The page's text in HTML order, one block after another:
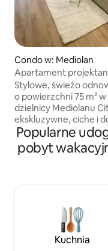
Condo w: Mediolan
Apartament
• W pobliżu metra
Stylowe, świeżo
o powierzchni 75 m²
dzielnicy Mediolanu
ekskluzywne, ciche i
skomunikowane. • Wejście na parter
(łatwe z bagażem) •
zameldowanie •
handlowej CityLife i
handlowego Portello Metro: M1 Duomo
~10 min | M5 San Siro
bezpłatny parking
Popularne
pobyt
Kuchnia